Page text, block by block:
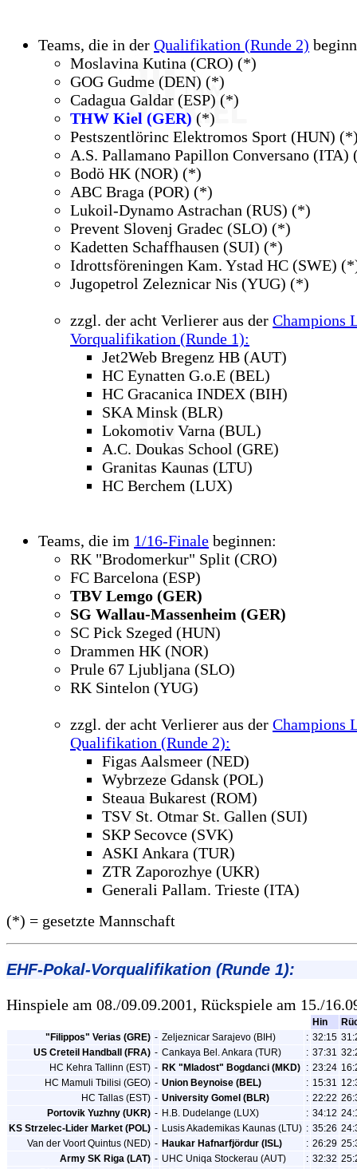
Teams, die in der Qualifikation (Runde 2)
Moslavina Kutina (CRO) (*)
GOG Gudme (DEN) (*)
Cadagua Galdar (ESP) (*)
THW Kiel (GER) (*)
Pestszentlörinc Elektromos Sport (HUN)
A.S. Pallamano Papillon Conversano (ITA)
Bodö HK (NOR) (*)
ABC Braga (POR) (*)
Lukoil-Dynamo Astrachan (RUS) (*)
Prevent Slovenj Gradec (SLO) (*)
Kadetten Schaffhausen (SUI) (*)
Idrottsföreningen Kam. Ystad HC (SWE)
Jugopetrol Zeleznicar Nis (YUG) (*)
zzgl. der acht Verlierer aus der Champions
Vorqualifikation (Runde 1):
Jet2Web Bregenz HB (AUT)
HC Eynatten G.o.E (BEL)
HC Gracanica INDEX (BIH)
SKA Minsk (BLR)
Lokomotiv Varna (BUL)
A.C. Doukas School (GRE)
Granitas Kaunas (LTU)
HC Berchem (LUX)
Teams, die im 1/16-Finale beginnen:
RK "Brodomerkur" Split (CRO)
FC Barcelona (ESP)
TBV Lemgo (GER)
SG Wallau-Massenheim (GER)
SC Pick Szeged (HUN)
Drammen HK (NOR)
Prule 67 Ljubljana (SLO)
RK Sintelon (YUG)
zzgl. der acht Verlierer aus der Champions
Qualifikation (Runde 2):
Figas Aalsmeer (NED)
Wybrzeze Gdansk (POL)
Steaua Bukarest (ROM)
TSV St. Otmar St. Gallen (SUI)
SKP Secovce (SVK)
ASKI Ankara (TUR)
ZTR Zaporozhye (UKR)
Generali Pallam. Trieste (ITA)
(*) = gesetzte Mannschaft
EHF-Pokal-Vorqualifikation (Runde 1):
Hinspiele am 08./09.09.2001, Rückspiele am 15./
Hin
"Filippos" Verias (GRE) - Zeljeznicar Sarajevo (BIH) : 32:15
US Creteil Handball (FRA) - Cankaya Bel. Ankara (TUR) : 37:31
HC Kehra Tallinn (EST) - RK "Mladost" Bogdanci (MKD) : 23:24
HC Mamuli Tbilisi (GEO) - Union Beynoise (BEL) : 15:31
HC Tallas (EST) - University Gomel (BLR) : 22:22
Portovik Yuzhny (UKR) - H.B. Dudelange (LUX) : 34:12
KS Strzelec-Lider Market (POL) - Lusis Akademikas Kaunas (LTU) : 35:26
Van der Voort Quintus (NED) - Haukar Hafnarfjördur (ISL) : 26:29
Army SK Riga (LAT) - UHC Uniqa Stockerau (AUT) : 32:32